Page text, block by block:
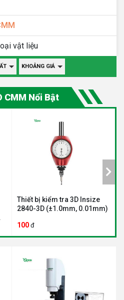
CMM Nổi Bật
Thiết bị kiểm tra 3D Insize
2840-3D (±1.0mm, 0.01mm)
100 đ
vật liệu
KHOẢNG GIÁ